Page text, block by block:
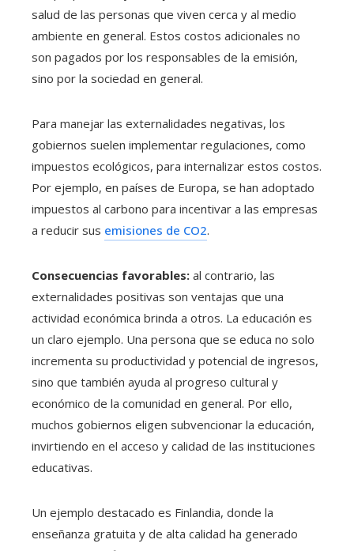
salud de las personas que viven cerca y al medio
ambiente en general. Estos costos adicionales no
son pagados por los responsables de la emisión,
sino por la sociedad en general.
Para manejar las externalidades negativas, los
gobiernos suelen implementar regulaciones, como
impuestos ecológicos, para internalizar estos costos.
Por ejemplo, en países de Europa, se han adoptado
impuestos al carbono para incentivar a las empresas
a reducir sus emisiones de CO2.
Consecuencias favorables: al contrario, las
externalidades positivas son ventajas que una
actividad económica brinda a otros. La educación es
un claro ejemplo. Una persona que se educa no solo
incrementa su productividad y potencial de ingresos,
sino que también ayuda al progreso cultural y
económico de la comunidad en general. Por ello,
muchos gobiernos eligen subvencionar la educación,
invirtiendo en el acceso y calidad de las instituciones
educativas.
Un ejemplo destacado es Finlandia, donde la
enseñanza gratuita y de alta calidad ha generado